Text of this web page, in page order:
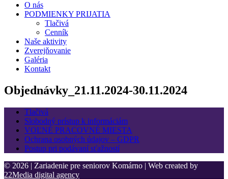
O nás
PODMIENKY PRIJATIA
Tlačivá
Cenník
Naše aktivity
Zverejňovanie
Galéria
Kontakt
Objednávky_21.11.2024-30.11.2024
Tlačivá
Slobodný prístup k informáciám
VOĽNÉ PRACOVNÉ MIESTA
Ochrana osobných údajov – GDPR
Postup pri podávaní sťažností
© 2026 | Zariadenie pre seniorov Komárno | Web created by
22Media digital agency